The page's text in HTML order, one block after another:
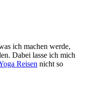
ich machen werde,
Dabei lasse ich mich
Reisen nicht so